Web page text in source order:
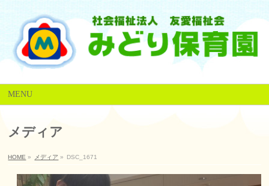
MENU
メディア
HOME » メディア » DSC_1671